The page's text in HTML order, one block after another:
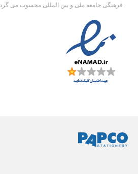
فرهنگی جامعه ملی و بین المللی محسوب می